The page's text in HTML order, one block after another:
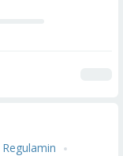
Regulamin